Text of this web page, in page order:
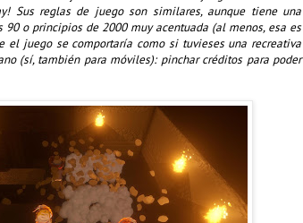
Sus reglas de juego son similares, aunque tiene una
o principios de 2000 muy acentuada (al menos, esa es
el juego se comportaría como si tuvieses una recreativa
(sí, también para móviles): pinchar créditos para poder